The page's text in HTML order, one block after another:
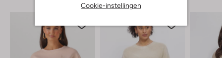
Cookie-instellingen